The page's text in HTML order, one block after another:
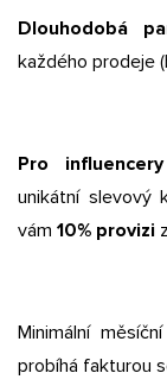
Dlouhodobá
každého prodeje
Pro
unikátní slevový
vám 10% provizi
Minimální
probíhá fakturou